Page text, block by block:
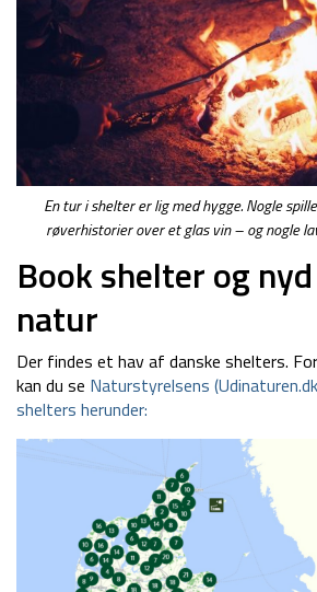
En tur i shelter er lig med hygge. Nogle
røverhistorier over et glas vin – og nogle
Book shelter og
natur
Der findes et hav af danske shelters.
kan du se Naturstyrelsens
shelters herunder: